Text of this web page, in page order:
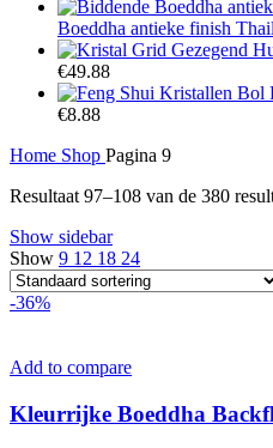
€48.88.
Boeddha antieke finish
€49.88
€8.88
Home Shop Pagina 9
Resultaat 97–108 van de 380
Show sidebar
Show 9 12 18 24
-36%
Add to compare
Kleurrijke Boeddha